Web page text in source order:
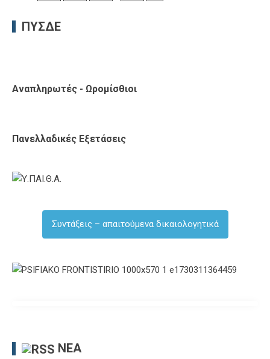
ΠΥΣΔΕ
Αναπληρωτές - Ωρομίσθιοι
Πανελλαδικές Εξετάσεις
Συντάξεις – απαιτούμενα δικαιολογητικά
ΝΈΑ